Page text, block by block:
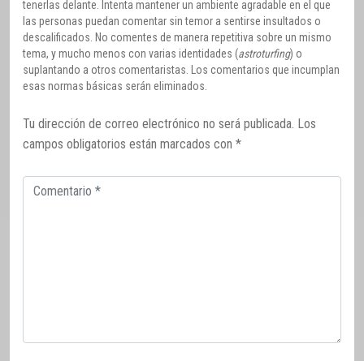
tenerlas delante. Intenta mantener un ambiente agradable en el que
las personas puedan comentar sin temor a sentirse insultados o
descalificados. No comentes de manera repetitiva sobre un mismo
tema, y mucho menos con varias identidades (astroturfing) o
suplantando a otros comentaristas. Los comentarios que incumplan
esas normas básicas serán eliminados.
Tu dirección de correo electrónico no será publicada. Los
campos obligatorios están marcados con *
Comentario